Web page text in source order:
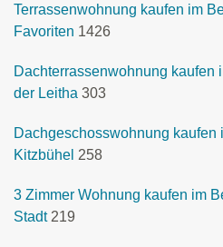
Terrassenwohnung kaufen im
Favoriten 1426
Dachterrassenwohnung kaufen
der Leitha 303
Dachgeschosswohnung kaufen
Kitzbühel 258
3 Zimmer Wohnung kaufen im
Stadt 219